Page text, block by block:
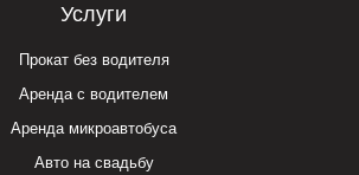
Услуги
Прокат без водителя
Аренда с водителем
Аренда микроавтобуса
Авто на свадьбу